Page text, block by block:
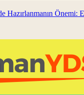
Hazırlanmanın Önemi: